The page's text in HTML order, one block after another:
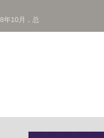
年10月，总